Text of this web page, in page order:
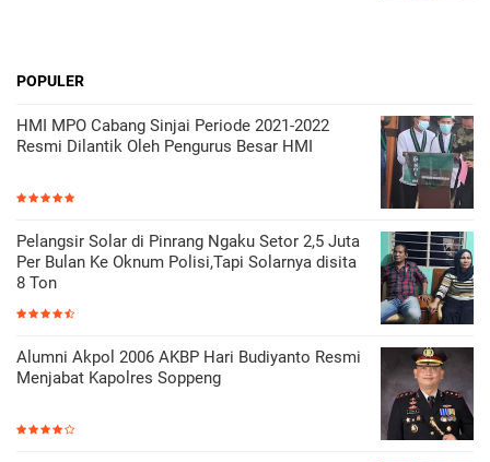
POPULER
HMI MPO Cabang Sinjai Periode 2021-2022
Resmi Dilantik Oleh Pengurus Besar HMI
Pelangsir Solar di Pinrang Ngaku Setor 2,5 Juta
Per Bulan Ke Oknum Polisi,Tapi Solarnya disita
8 Ton
Alumni Akpol 2006 AKBP Hari Budiyanto Resmi
Menjabat Kapolres Soppeng